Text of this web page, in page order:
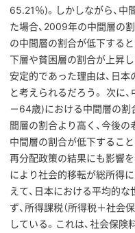
65.21％)。しかしながら、
た場合、2009年の中間層の
の中間層の割合が低下すると
下層や貧困層の割合が上昇
安定的であった理由は、日
と考えられるだろう。 次に
－64歳)における中間層の割
間層の割合より高く、今後
中間層の割合が低下すること
再分配政策の結果にも影響
により社会的移転が総所得
えて、日本における平均的
ず、所得課税（所得税＋社会
している。これは、社会保